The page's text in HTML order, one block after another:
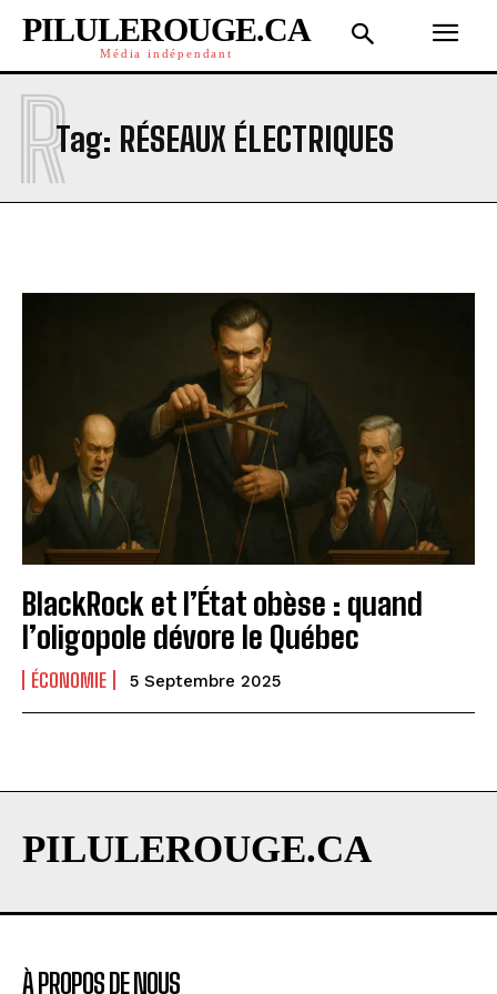
PILULEROUGE.CA
Média indépendant
Tag: RÉSEAUX ÉLECTRIQUES
R
BlackRock et l’État obèse : quand
l’oligopole dévore le Québec
ÉCONOMIE 5 Septembre 2025
PILULEROUGE.CA
À PROPOS DE NOUS